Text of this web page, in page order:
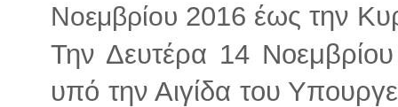
Νοεμβρίου 2016 έως την
Την Δευτέρα 14
υπό την Αιγίδα του